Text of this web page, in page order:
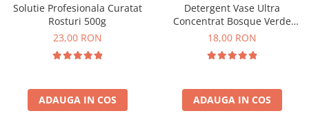
Solutie Profesionala Curatat
Rosturi 500g
23,00 RON
ADAUGA IN COS
Detergent Vase Ultra
Concentrat Bosque Verde
Spania 1.3L
18,00 RON
ADAUGA IN COS